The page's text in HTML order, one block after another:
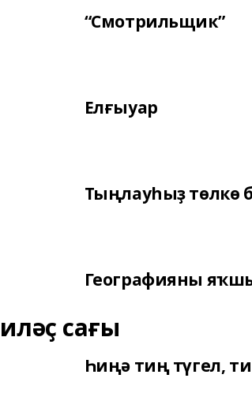
“Смотрильщик”
Елғыуар
Тыңлауһыҙ төлкө
Географияны
сағы
Һиңә тиң түгел,